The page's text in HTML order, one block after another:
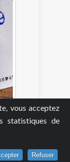
vous acceptez
statistiques de
Refuser